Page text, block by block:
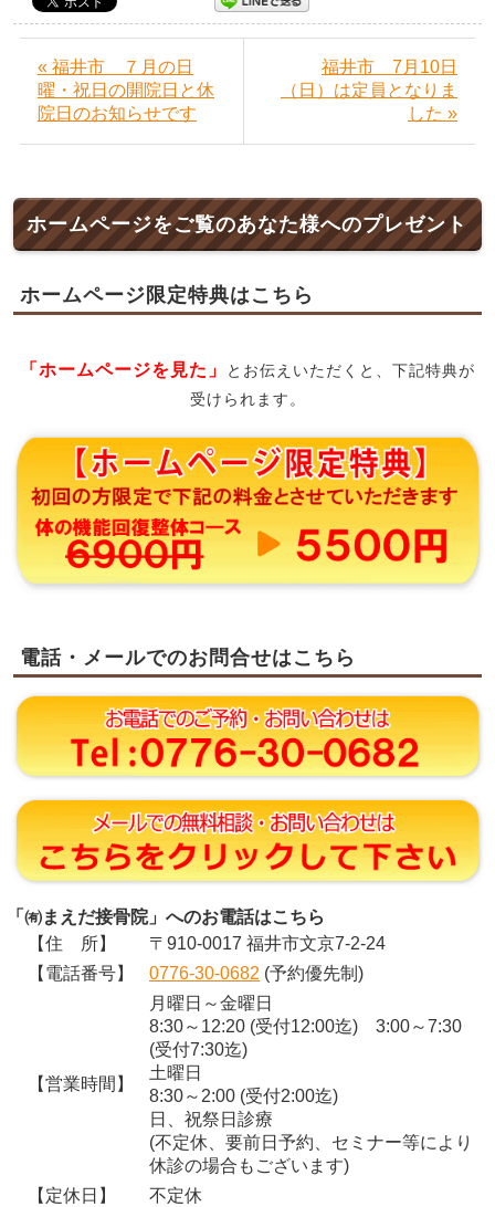
« 福井市 ７月の日
曜・祝日の開院日と休
院日のお知らせです
福井市 7月10日
（日）は定員となりま
した »
ホームページをご覧のあなた様へのプレゼント
ホームページ限定特典はこちら
「ホームページを見た」
とお伝えいただくと、下記特典が
受けられます。
電話・メールでのお問合せはこちら
「㈲まえだ接骨院」へのお電話はこちら
【住 所】
〒910-0017 福井市文京7-2-24
【電話番号】
0776-30-0682 (予約優先制)
【営業時間】
月曜日～金曜日
8:30～12:20 (受付12:00迄) 3:00～7:30
(受付7:30迄)
土曜日
8:30～2:00 (受付2:00迄)
日、祝祭日診療
(不定休、要前日予約、セミナー等により
休診の場合もございます)
【定休日】
不定休